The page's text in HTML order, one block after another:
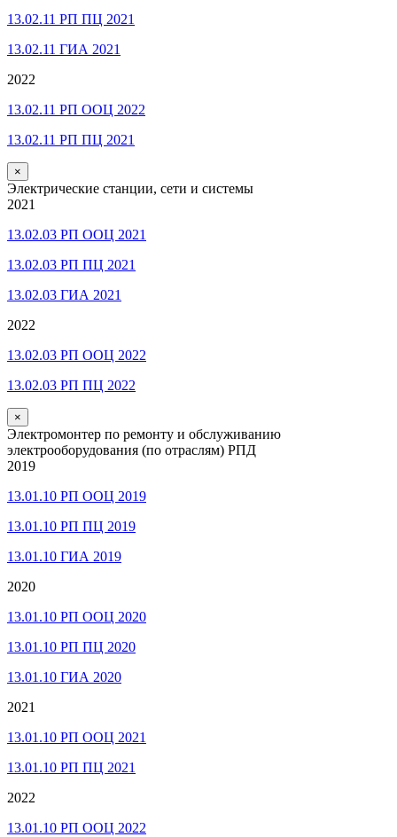
13.02.11 РП ПЦ 2021
13.02.11 ГИА 2021
2022
13.02.11 РП ООЦ 2022
13.02.11 РП ПЦ 2021
×
Электрические станции, сети и системы
2021
13.02.03 РП ООЦ 2021
13.02.03 РП ПЦ 2021
13.02.03 ГИА 2021
2022
13.02.03 РП ООЦ 2022
13.02.03 РП ПЦ 2022
×
Электромонтер по ремонту и обслуживанию
электрооборудования (по отраслям) РПД
2019
13.01.10 РП ООЦ 2019
13.01.10 РП ПЦ 2019
13.01.10 ГИА 2019
2020
13.01.10 РП ООЦ 2020
13.01.10 РП ПЦ 2020
13.01.10 ГИА 2020
2021
13.01.10 РП ООЦ 2021
13.01.10 РП ПЦ 2021
2022
13.01.10 РП ООЦ 2022